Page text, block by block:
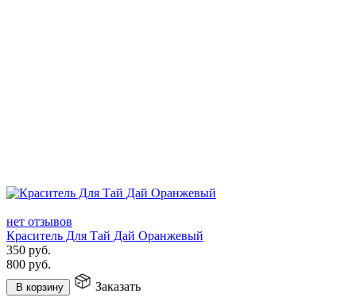
нет отзывов
Краситель Для Тай Дай Оранжевый
350 руб.
800 руб.
В корзину Заказать